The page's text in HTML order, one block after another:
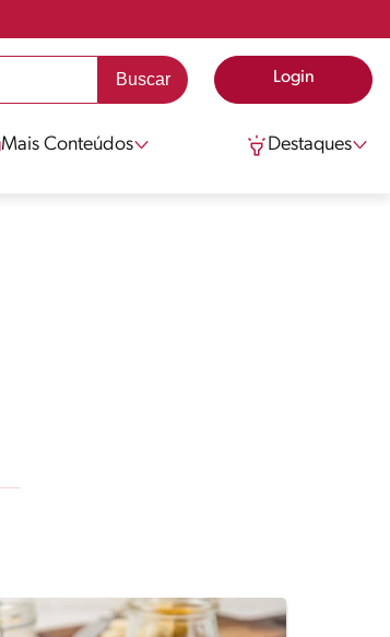
Login
Mais Conteúdos Destaques